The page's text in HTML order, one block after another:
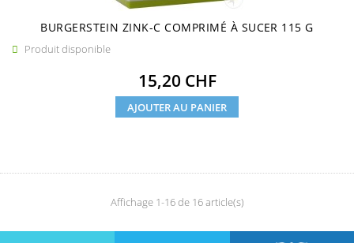
BURGERSTEIN ZINK-C COMPRIMÉ À SUCER 115 G
 Produit disponible
Prix
15,20 CHF
AJOUTER AU PANIER
Affichage 1-16 de 16 article(s)